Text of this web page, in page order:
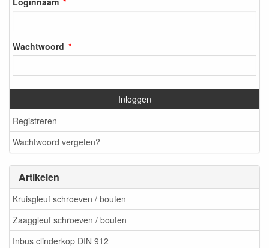
Wachtwoord
Inloggen
Registreren
Wachtwoord vergeten?
Artikelen
Kruisgleuf schroeven / bouten
Zaaggleuf schroeven / bouten
Inbus clinderkop DIN 912